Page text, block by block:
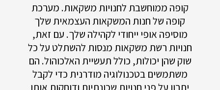
קופה ממוחשבת לחנויות משקאות. מערכת
קופה של חנות המשקאות העצמאית שלך
מוסיפה אופי ייחודי לקהילה שלך. עם זאת,
חנויות רשת משקאות מנסות להשתלט על כל
שוק שהן יכולות, כולל תעשיית האלכוהול. הם
משתמשים בטכנולוגיה מודרנית כדי לקבל
יתרון על פני חנויות שכונתיות ודוחקות אותן